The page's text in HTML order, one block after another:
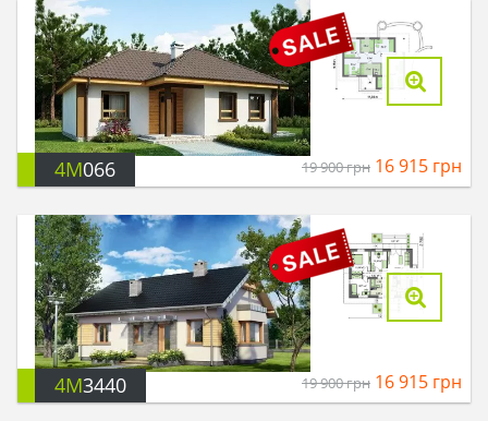
4M066 19 900грн 16 915 грн
4M3440 19 900грн 16 915 грн